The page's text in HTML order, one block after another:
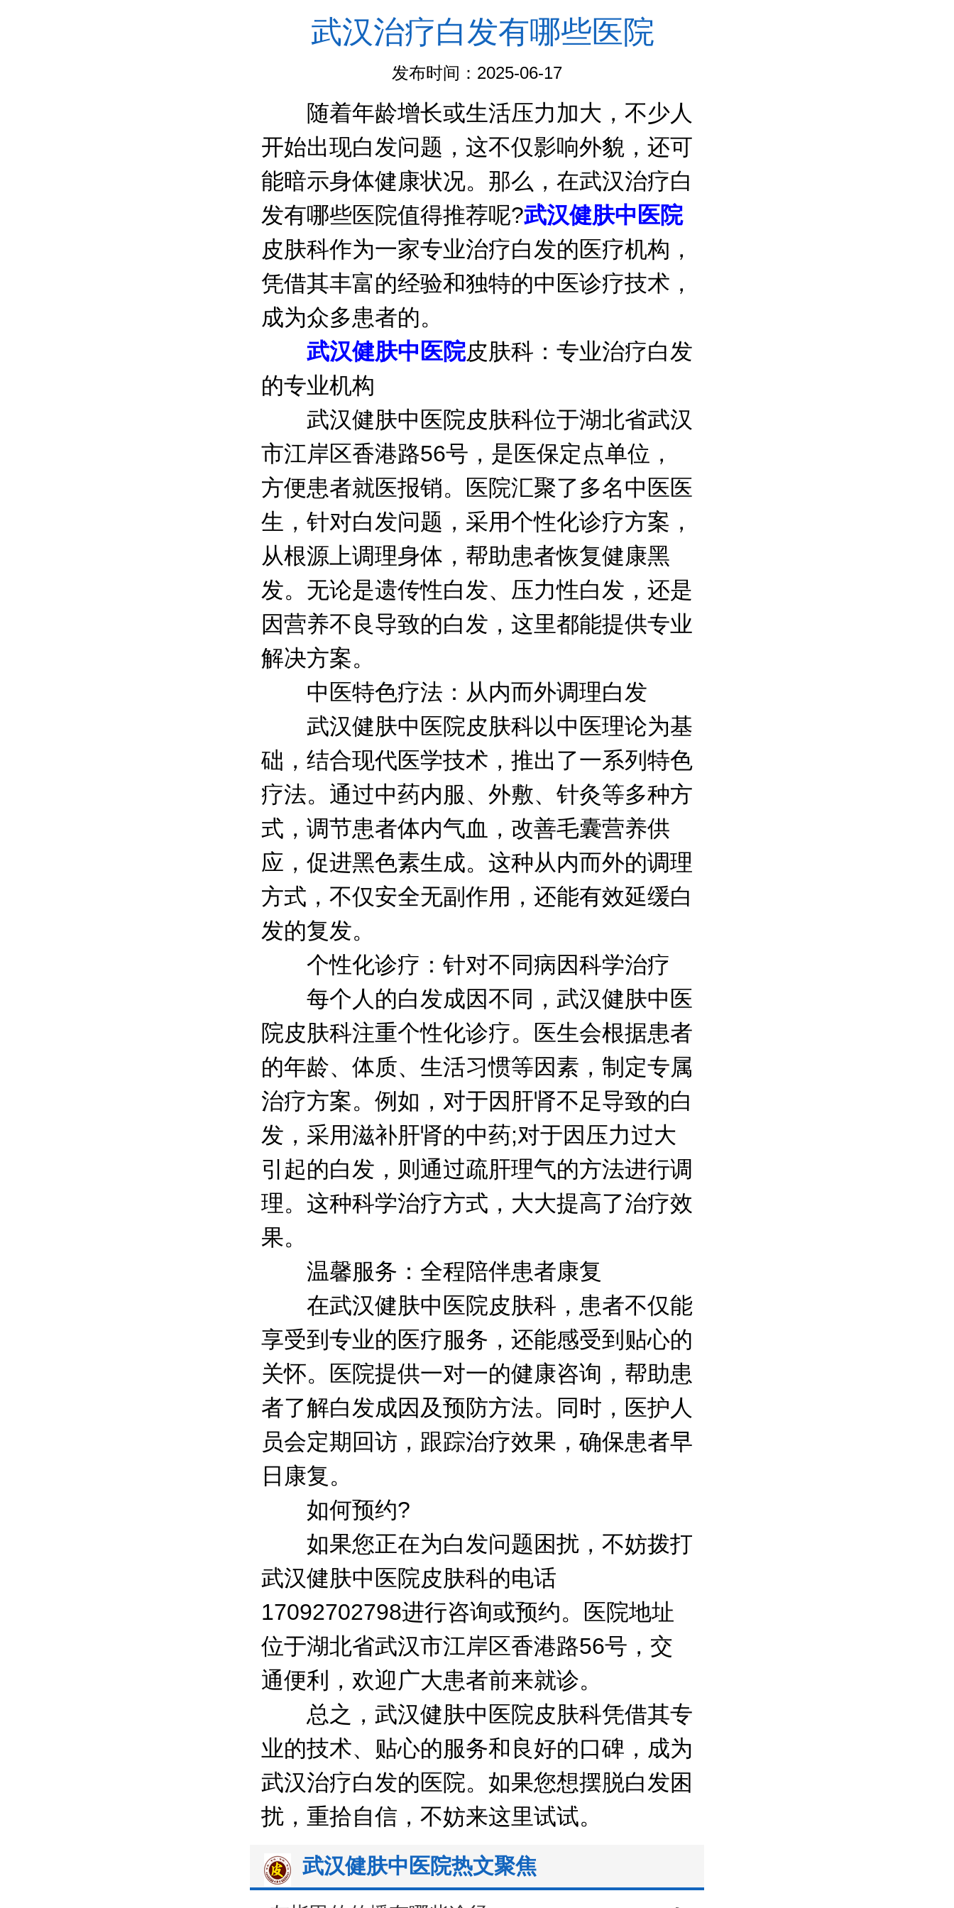
武汉治疗白发有哪些医院
发布时间：2025-06-17
随着年龄增长或生活压力加大，不少人
开始出现白发问题，这不仅影响外貌，还可
能暗示身体健康状况。那么，在武汉治疗白
发有哪些医院值得推荐呢?武汉健肤中医院
皮肤科作为一家专业治疗白发的医疗机构，
凭借其丰富的经验和独特的中医诊疗技术，
成为众多患者的。
武汉健肤中医院皮肤科：专业治疗白发
的专业机构
武汉健肤中医院皮肤科位于湖北省武汉
市江岸区香港路56号，是医保定点单位，
方便患者就医报销。医院汇聚了多名中医医
生，针对白发问题，采用个性化诊疗方案，
从根源上调理身体，帮助患者恢复健康黑
发。无论是遗传性白发、压力性白发，还是
因营养不良导致的白发，这里都能提供专业
解决方案。
中医特色疗法：从内而外调理白发
武汉健肤中医院皮肤科以中医理论为基
础，结合现代医学技术，推出了一系列特色
疗法。通过中药内服、外敷、针灸等多种方
式，调节患者体内气血，改善毛囊营养供
应，促进黑色素生成。这种从内而外的调理
方式，不仅安全无副作用，还能有效延缓白
发的复发。
个性化诊疗：针对不同病因科学治疗
每个人的白发成因不同，武汉健肤中医
院皮肤科注重个性化诊疗。医生会根据患者
的年龄、体质、生活习惯等因素，制定专属
治疗方案。例如，对于因肝肾不足导致的白
发，采用滋补肝肾的中药;对于因压力过大
引起的白发，则通过疏肝理气的方法进行调
理。这种科学治疗方式，大大提高了治疗效
果。
温馨服务：全程陪伴患者康复
在武汉健肤中医院皮肤科，患者不仅能
享受到专业的医疗服务，还能感受到贴心的
关怀。医院提供一对一的健康咨询，帮助患
者了解白发成因及预防方法。同时，医护人
员会定期回访，跟踪治疗效果，确保患者早
日康复。
如何预约?
如果您正在为白发问题困扰，不妨拨打
武汉健肤中医院皮肤科的电话
17092702798进行咨询或预约。医院地址
位于湖北省武汉市江岸区香港路56号，交
通便利，欢迎广大患者前来就诊。
总之，武汉健肤中医院皮肤科凭借其专
业的技术、贴心的服务和良好的口碑，成为
武汉治疗白发的医院。如果您想摆脱白发困
扰，重拾自信，不妨来这里试试。
武汉健肤中医院热文聚焦